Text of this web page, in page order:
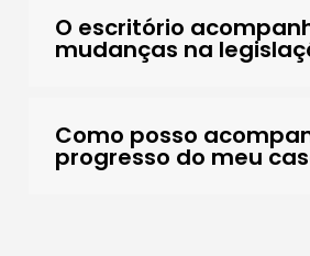
O escritório
mudanças na
Como posso
progresso do meu